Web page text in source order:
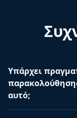
Υπάρχει
αυτό;